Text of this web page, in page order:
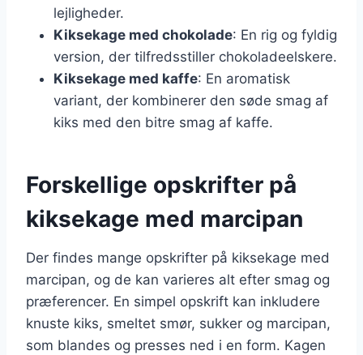
lejligheder.
Kiksekage med chokolade: En rig og fyldig
version, der tilfredsstiller chokoladeelskere.
Kiksekage med kaffe: En aromatisk
variant, der kombinerer den søde smag af
kiks med den bitre smag af kaffe.
Forskellige opskrifter på
kiksekage med marcipan
Der findes mange opskrifter på kiksekage med
marcipan, og de kan varieres alt efter smag og
præferencer. En simpel opskrift kan inkludere
knuste kiks, smeltet smør, sukker og marcipan,
som blandes og presses ned i en form. Kagen